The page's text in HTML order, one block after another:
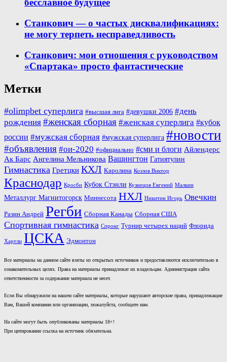
бесславное будущее
Станкович — о частых дисквалификациях:
не могу терпеть несправедливость
Станкович: мои отношения с руководством
«Спартака» просто фантастические
Метки
#olimpbet суперлига #высшая лига #девушки 2006 #день
рождения #женская сборная #женская суперлига #кубок
россии #мужская сборная #мужская суперлига #новости
#объявления #ои-2020 #официально #сми и блоги Айлендерс
Ак Барс Ангелина Мельникова Вашингтон Гатиятулин
Гимнастика Гретцки КХЛ Каролина Козлов Виктор
Краснодар Кросби Кубок Стэнли Кузнецов Евгений Малкин
Металлург Магнитогорск Миннесота НХЛ Никитин Игорь Овечкин
Разин Андрей Регби Сборная Канады Сборная США
Спортивная гимнастика Спронг Турнир четырех наций Флорида
Хартли ЦСКА Эдмонтон
Все материалы на данном сайте взяты из открытых источников и предоставляются исключительно в
ознакомительных целях. Права на материалы принадлежат их владельцам. Администрация сайта
ответственности за содержание материала не несет.
Если Вы обнаружили на нашем сайте материалы, которые нарушают авторские права, принадлежащие
Вам, Вашей компании или организации, пожалуйста, сообщите нам.
На сайте могут быть опубликованы материалы 18+!
При цитировании ссылка на источник обязательна.